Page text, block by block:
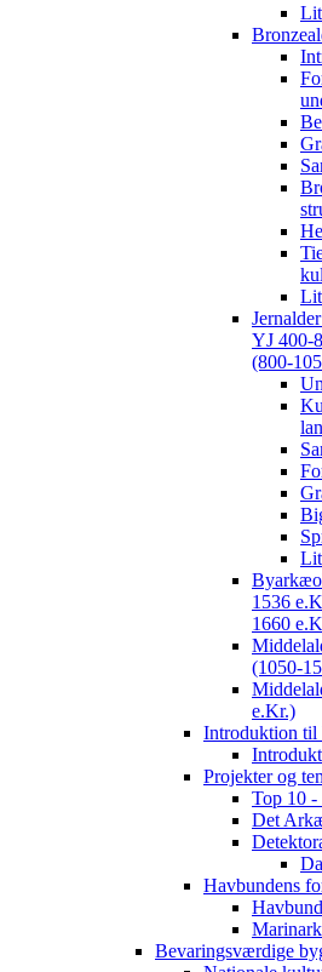
YJ 400-
(800-
1536
1660
(1050-
e.Kr.)
Introduktion til
Projekter og
Top 10 -
Det
Havbundens
Bevaringsværdige